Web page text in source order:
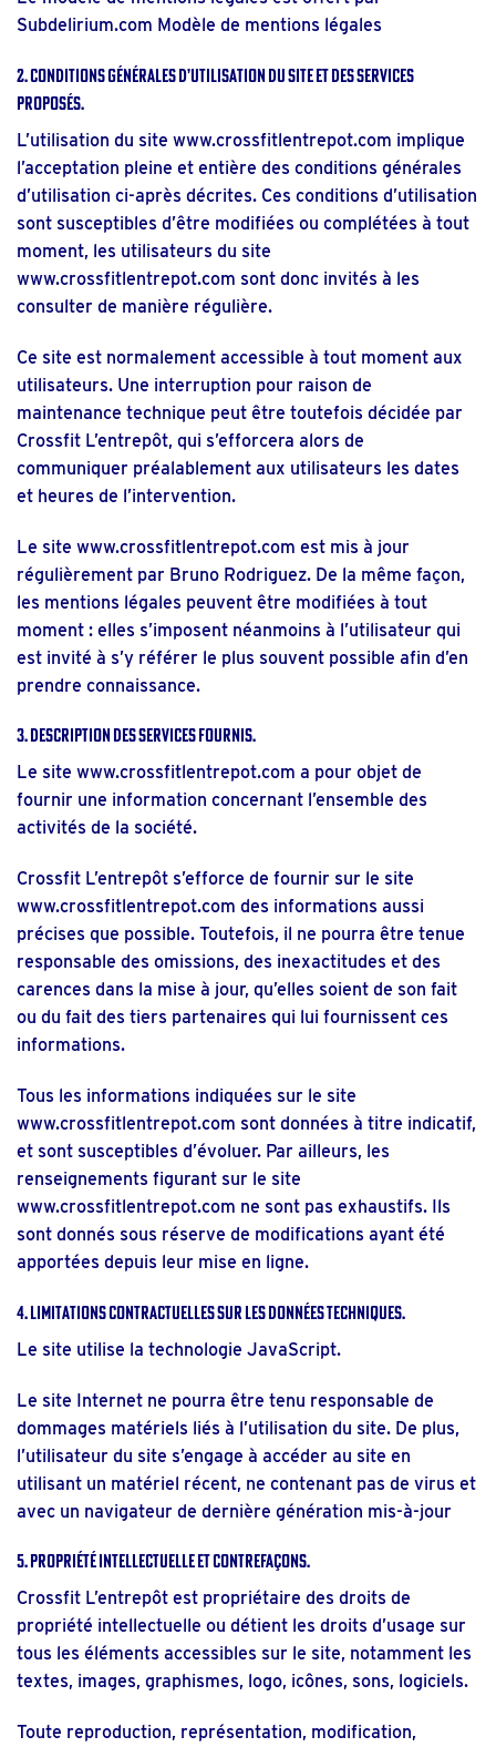
Subdelirium.com Modèle de mentions légales
2. Conditions générales d’utilisation du site et des services
proposés.
L’utilisation du site www.crossfitlentrepot.com implique
l’acceptation pleine et entière des conditions générales
d’utilisation ci-après décrites. Ces conditions d’utilisation
sont susceptibles d’être modifiées ou complétées à tout
moment, les utilisateurs du site
www.crossfitlentrepot.com sont donc invités à les
consulter de manière régulière.
Ce site est normalement accessible à tout moment aux
utilisateurs. Une interruption pour raison de
maintenance technique peut être toutefois décidée par
Crossfit L’entrepôt, qui s’efforcera alors de
communiquer préalablement aux utilisateurs les dates
et heures de l’intervention.
Le site www.crossfitlentrepot.com est mis à jour
régulièrement par Bruno Rodriguez. De la même façon,
les mentions légales peuvent être modifiées à tout
moment : elles s’imposent néanmoins à l’utilisateur qui
est invité à s’y référer le plus souvent possible afin d’en
prendre connaissance.
3. Description des services fournis.
Le site www.crossfitlentrepot.com a pour objet de
fournir une information concernant l’ensemble des
activités de la société.
Crossfit L’entrepôt s’efforce de fournir sur le site
www.crossfitlentrepot.com des informations aussi
précises que possible. Toutefois, il ne pourra être tenue
responsable des omissions, des inexactitudes et des
carences dans la mise à jour, qu’elles soient de son fait
ou du fait des tiers partenaires qui lui fournissent ces
informations.
Tous les informations indiquées sur le site
www.crossfitlentrepot.com sont données à titre indicatif,
et sont susceptibles d’évoluer. Par ailleurs, les
renseignements figurant sur le site
www.crossfitlentrepot.com ne sont pas exhaustifs. Ils
sont donnés sous réserve de modifications ayant été
apportées depuis leur mise en ligne.
4. Limitations contractuelles sur les données techniques.
Le site utilise la technologie JavaScript.
Le site Internet ne pourra être tenu responsable de
dommages matériels liés à l’utilisation du site. De plus,
l’utilisateur du site s’engage à accéder au site en
utilisant un matériel récent, ne contenant pas de virus et
avec un navigateur de dernière génération mis-à-jour
5. Propriété intellectuelle et contrefaçons.
Crossfit L’entrepôt est propriétaire des droits de
propriété intellectuelle ou détient les droits d’usage sur
tous les éléments accessibles sur le site, notamment les
textes, images, graphismes, logo, icônes, sons, logiciels.
Toute reproduction, représentation, modification,